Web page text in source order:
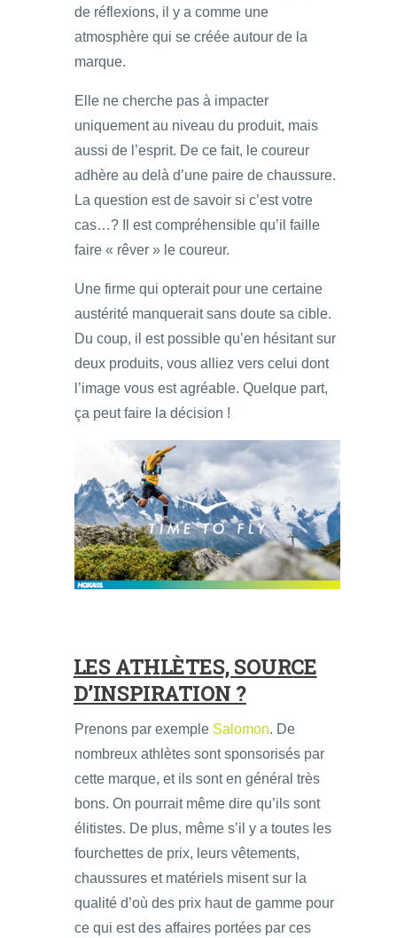
de réflexions, il y a comme une
atmosphère qui se créée autour de la
marque.
Elle ne cherche pas à impacter
uniquement au niveau du produit, mais
aussi de l’esprit. De ce fait, le coureur
adhère au delà d’une paire de chaussure.
La question est de savoir si c’est votre
cas…? Il est compréhensible qu’il faille
faire « rêver » le coureur.
Une firme qui opterait pour une certaine
austérité manquerait sans doute sa cible.
Du coup, il est possible qu’en hésitant sur
deux produits, vous alliez vers celui dont
l’image vous est agréable. Quelque part,
ça peut faire la décision !
LES ATHLÈTES, SOURCE
D’INSPIRATION ?
Prenons par exemple Salomon. De
nombreux athlètes sont sponsorisés par
cette marque, et ils sont en général très
bons. On pourrait même dire qu’ils sont
élitistes. De plus, même s’il y a toutes les
fourchettes de prix, leurs vêtements,
chaussures et matériels misent sur la
qualité d’où des prix haut de gamme pour
ce qui est des affaires portées par ces